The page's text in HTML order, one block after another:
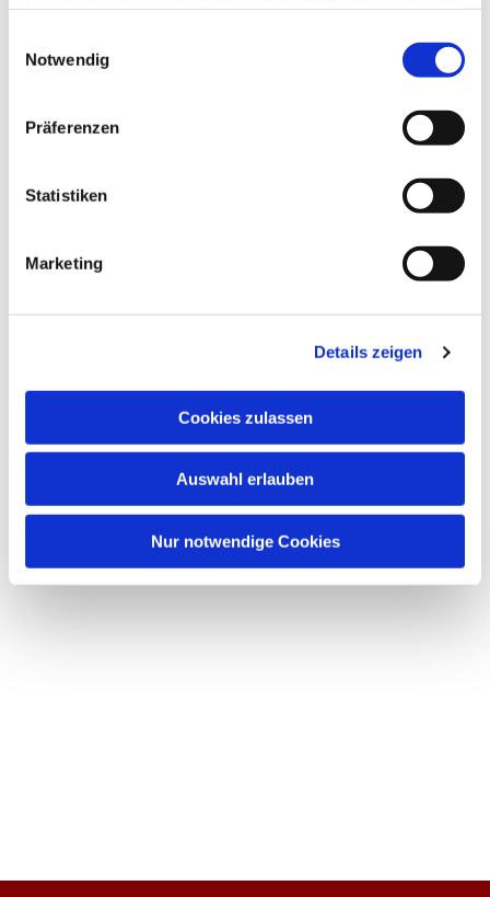
Notwendig
Präferenzen
Statistiken
Marketing
Details zeigen
Cookies zulassen
Auswahl erlauben
Nur notwendige Cookies